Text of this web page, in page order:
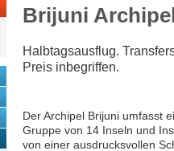
Brijuni
Halbtagsausflug.
Preis inbegriffen.
Der Archipel Brijuni umfasst
Gruppe von 14 Inseln und
von einer ausdrucksvollen